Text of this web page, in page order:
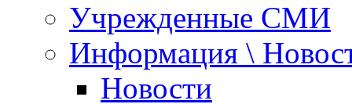
Учрежденные СМИ
Информация \
Новости